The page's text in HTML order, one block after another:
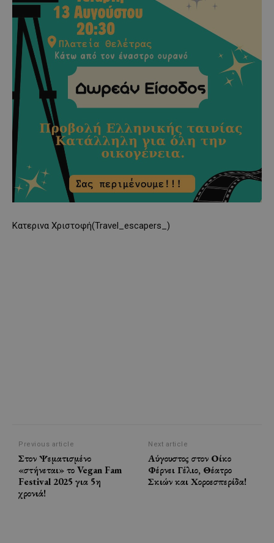
Kατερινα Χριστοφή(Travel_escapers_)
Previous article
Στον Ψεματισμένο
«στήνεται» το Vegan Fam
Festival 2025 για 5η
χρονιά!
Next article
Αύγουστος στον Οίκο
Φέρνει Γέλιο, Θέατρο
Σκιών και Χοροεσπερίδα!